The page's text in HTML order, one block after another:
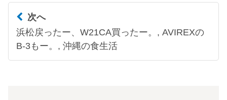
次へ
浜松戻ったー、W21CA買ったー。, AVIREXの
B-3もー。, 沖縄の食生活